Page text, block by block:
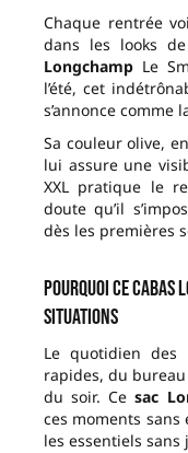
Chaque rentrée
dans les looks
Longchamp Le
l’été, cet
s’annonce comme
Sa couleur olive,
lui assure une
XXL pratique le
doute qu’il
dès les premières
Pourquoi ce cabas
situations
Le quotidien des
rapides, du
du soir. Cesac
ces moments sans
les essentiels sans